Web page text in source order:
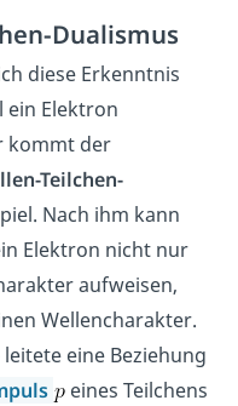
Dualismus
diese Erkenntnis
ein Elektron
kommt der
Teilchen-
Nach ihm kann
Elektron nicht nur
aufweisen,
Wellencharakter.
eine Beziehung
eines Teilchens